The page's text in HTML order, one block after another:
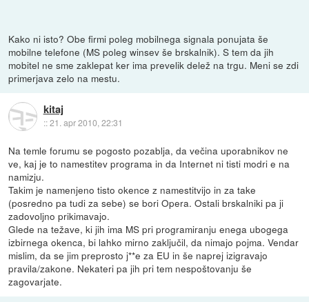
Kako ni isto? Obe firmi poleg mobilnega signala ponujata še
mobilne telefone (MS poleg winsev še brskalnik). S tem da jih
mobitel ne sme zaklepat ker ima prevelik delež na trgu. Meni se zdi
primerjava zelo na mestu.
kitaj
::21. apr 2010, 22:31
Na temle forumu se pogosto pozablja, da večina uporabnikov ne
ve, kaj je to namestitev programa in da Internet ni tisti modri e na
namizju.
Takim je namenjeno tisto okence z namestitvijo in za take
(posredno pa tudi za sebe) se bori Opera. Ostali brskalniki pa ji
zadovoljno prikimavajo.
Glede na težave, ki jih ima MS pri programiranju enega ubogega
izbirnega okenca, bi lahko mirno zaključil, da nimajo pojma. Vendar
mislim, da se jim preprosto j**e za EU in še naprej izigravajo
pravila/zakone. Nekateri pa jih pri tem nespoštovanju še
zagovarjate.